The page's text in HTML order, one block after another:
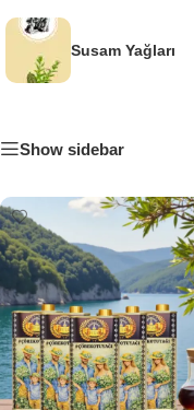
Susam Yağları
Show sidebar